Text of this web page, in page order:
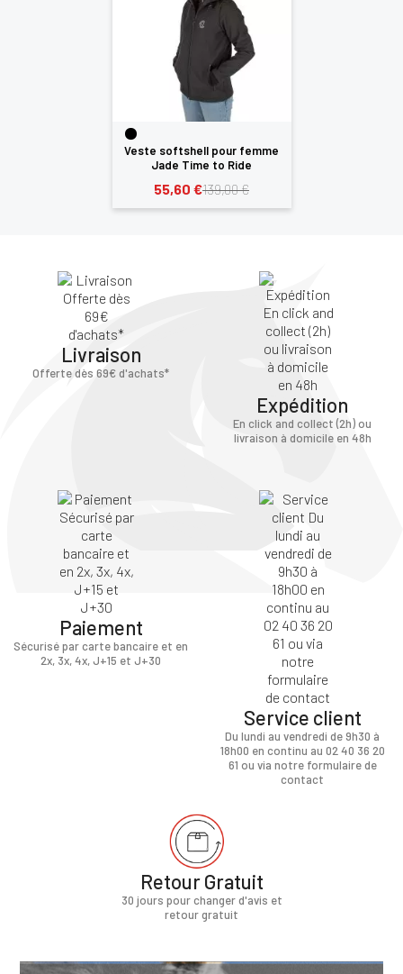
Veste softshell pour femme
Jade Time to Ride
139,00 €
55,60 €
Livraison
Offerte dès 69€ d'achats*
Expédition
En click and collect (2h) ou
livraison à domicile en 48h
Paiement
Sécurisé par carte bancaire et en
2x, 3x, 4x, J+15 et J+30
Service client
Du lundi au vendredi de 9h30 à
18h00 en continu au 02 40 36 20
61 ou via notre formulaire de
contact
Retour Gratuit
30 jours pour changer d'avis et
retour gratuit
Vous devez être connecté pour enregistrer des
produits dans votre liste d'envie